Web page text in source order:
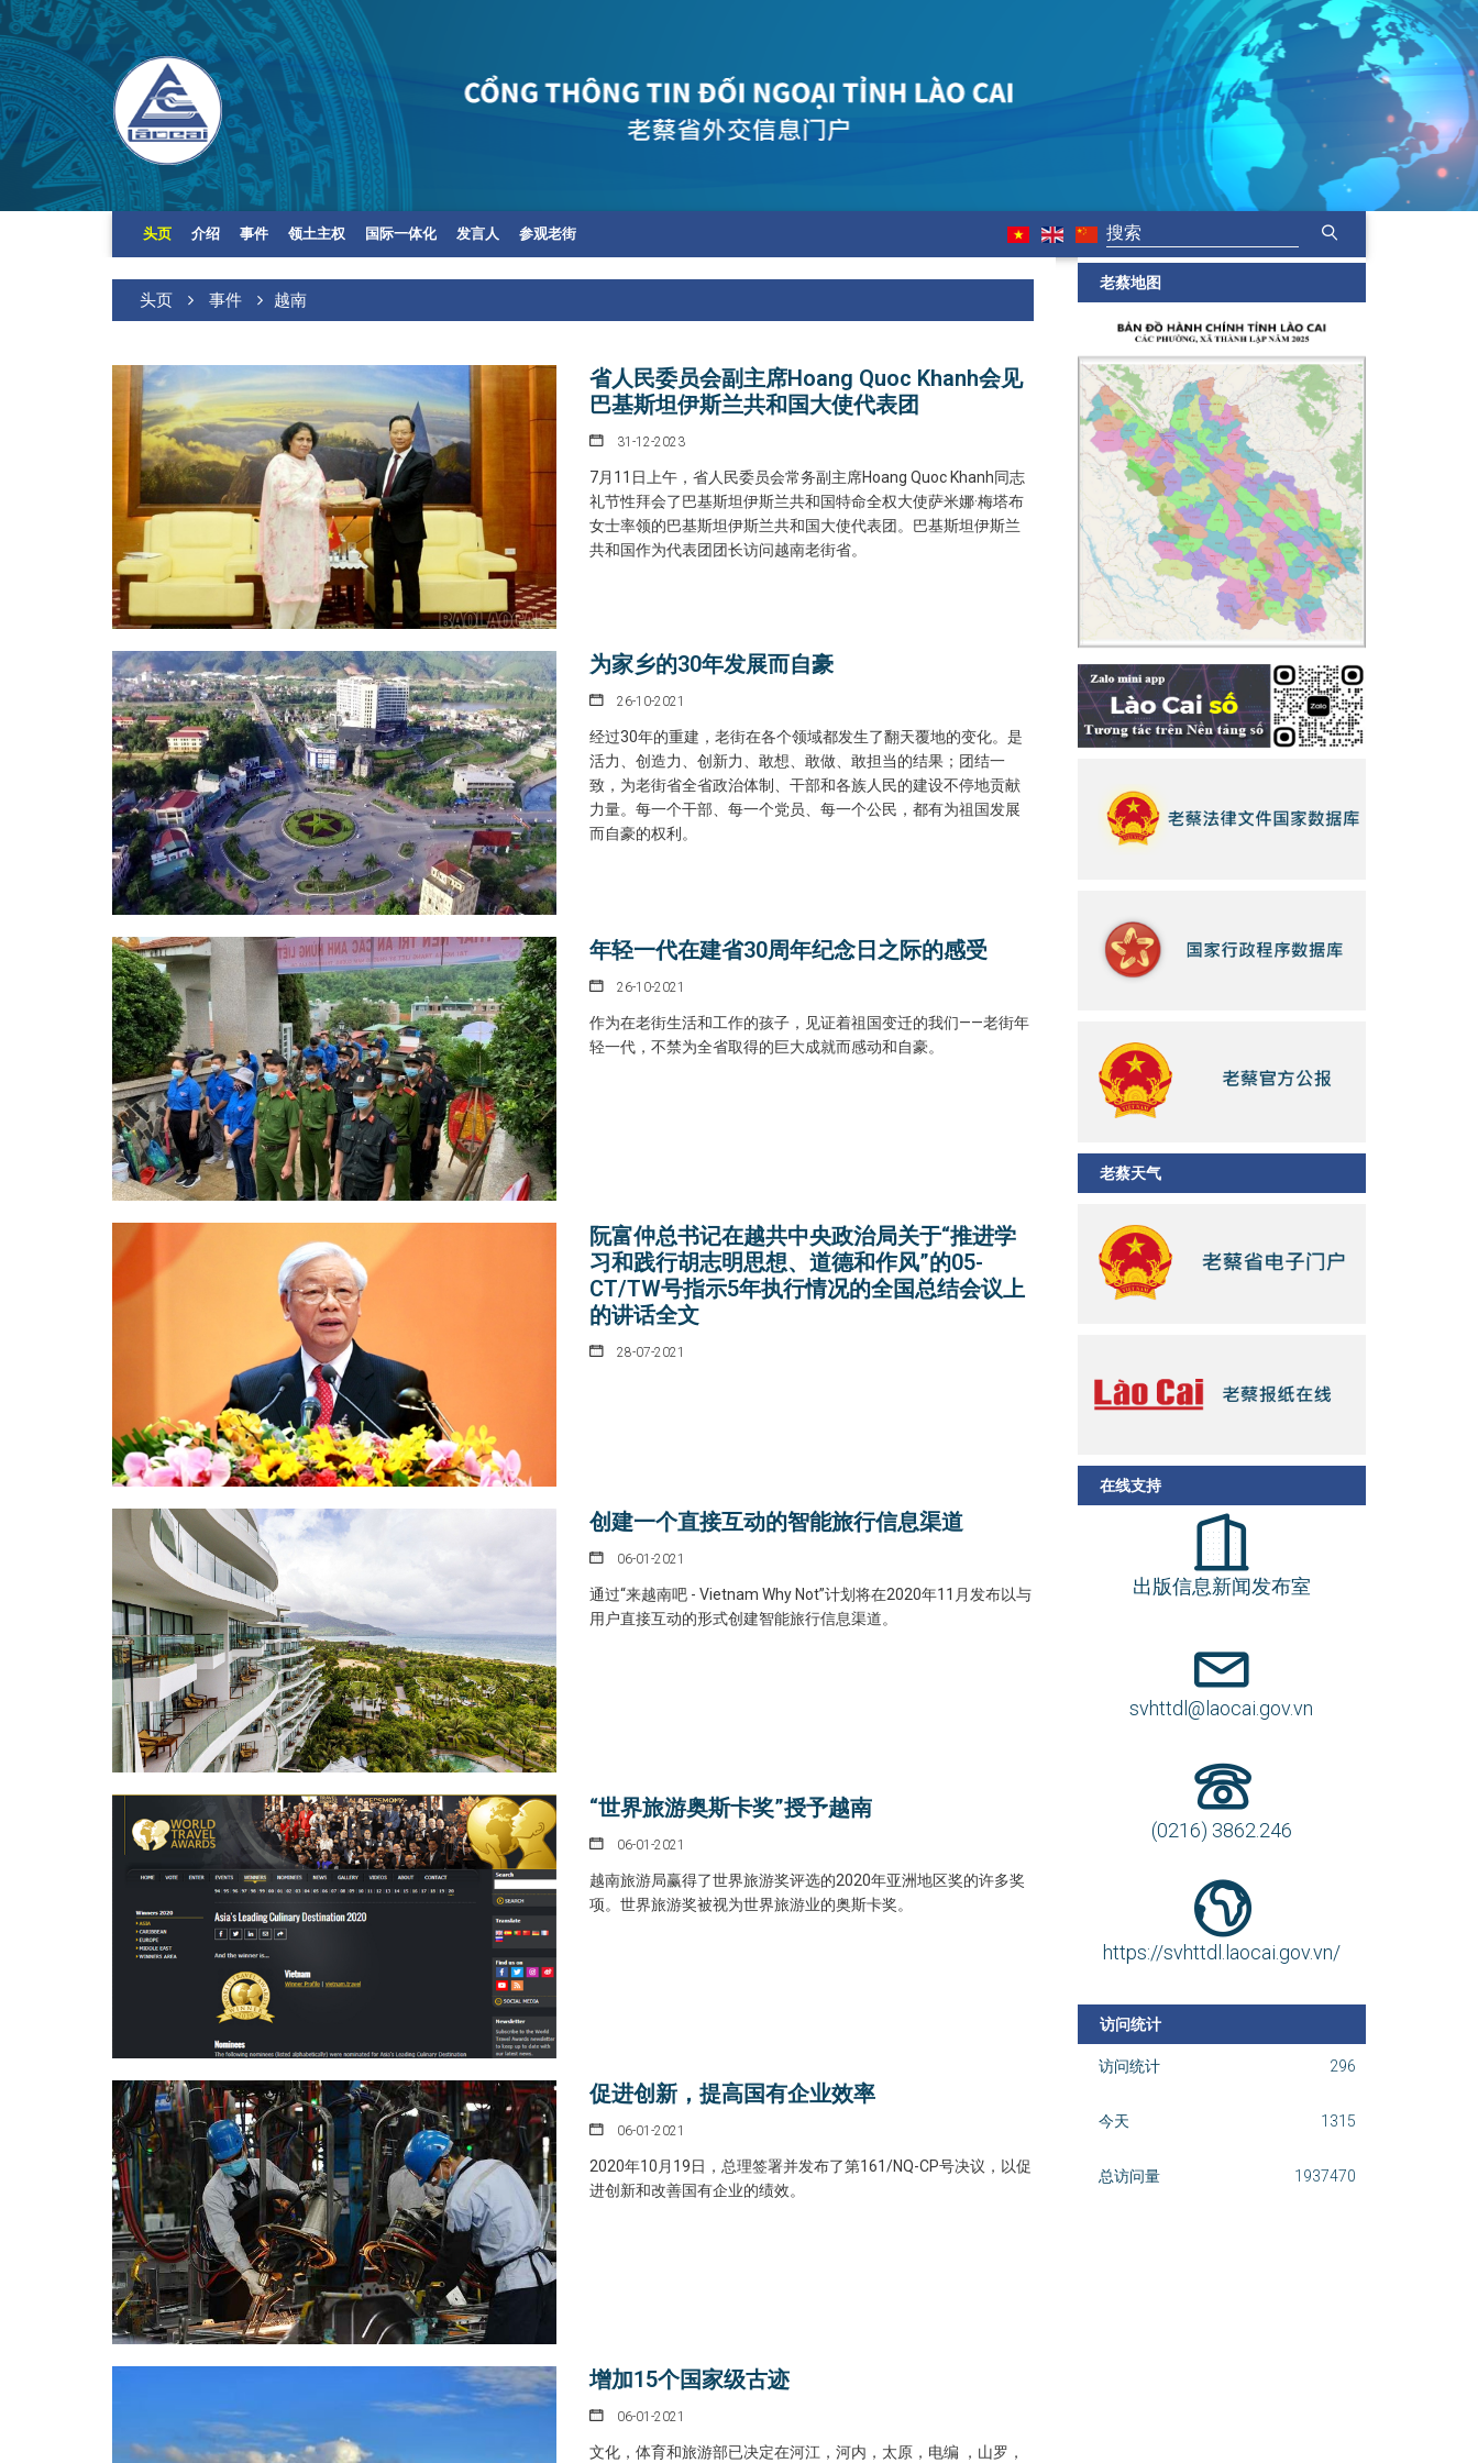
头页 介绍 事件 领土主权 国际一体化 发言人 参观老街
头页 事件 越南
省人民委员会副主席Hoang Quoc Khanh会见
巴基斯坦伊斯兰共和国大使代表团
31-12-2023
7月11日上午，省人民委员会常务副主席Hoang Quoc Khanh同志
礼节性拜会了巴基斯坦伊斯兰共和国特命全权大使萨米娜·梅塔布
女士率领的巴基斯坦伊斯兰共和国大使代表团。巴基斯坦伊斯兰
共和国作为代表团团长访问越南老街省。
为家乡的30年发展而自豪
26-10-2021
经过30年的重建，老街在各个领域都发生了翻天覆地的变化。是
活力、创造力、创新力、敢想、敢做、敢担当的结果；团结一
致，为老街省全省政治体制、干部和各族人民的建设不停地贡献
力量。每一个干部、每一个党员、每一个公民，都有为祖国发展
而自豪的权利。
年轻一代在建省30周年纪念日之际的感受
26-10-2021
作为在老街生活和工作的孩子，见证着祖国变迁的我们——老街年
轻一代，不禁为全省取得的巨大成就而感动和自豪。
阮富仲总书记在越共中央政治局关于“推进学
习和践行胡志明思想、道德和作风”的05-
CT/TW号指示5年执行情况的全国总结会议上
的讲话全文
28-07-2021
创建一个直接互动的智能旅行信息渠道
06-01-2021
通过“来越南吧 - Vietnam Why Not”计划将在2020年11月发布以与
用户直接互动的形式创建智能旅行信息渠道。
“世界旅游奥斯卡奖”授予越南
06-01-2021
越南旅游局赢得了世界旅游奖评选的2020年亚洲地区奖的许多奖
项。世界旅游奖被视为世界旅游业的奥斯卡奖。
促进创新，提高国有企业效率
06-01-2021
2020年10月19日，总理签署并发布了第161/NQ-CP号决议，以促
进创新和改善国有企业的绩效。
增加15个国家级古迹
06-01-2021
文化，体育和旅游部已决定在河江，河内，太原，电编 ，山罗，
老蔡地图
老蔡天气
在线支持
出版信息新闻发布室
svhttdl@laocai.gov.vn
(0216) 3862.246
https://svhttdl.laocai.gov.vn/
访问统计
访问统计 296
今天 1315
总访问量 1937470